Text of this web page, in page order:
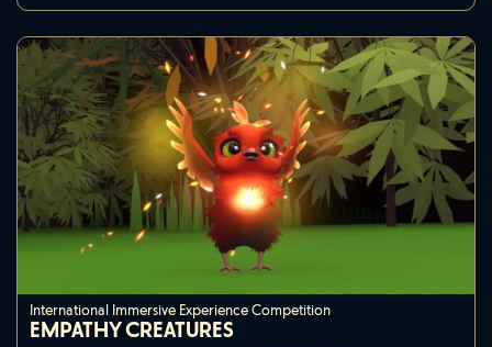
International Immersive Experience Competition
EMPATHY CREATURES